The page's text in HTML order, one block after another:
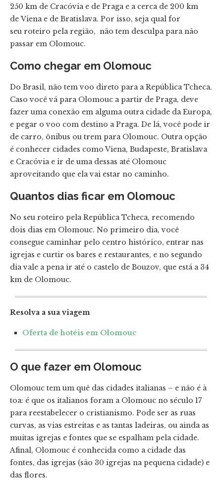
250 km de Cracóvia e de Praga e a cerca de 200 km
de Viena e de Bratislava. Por isso, seja qual for
seu roteiro pela região, não tem desculpa para não
passar em Olomouc.
Como chegar em Olomouc
Do Brasil, não tem voo direto para a República Tcheca.
Caso você vá para Olomouc a partir de Praga, deve
fazer uma conexão em alguma outra cidade da Europa,
e pegar o voo com destino a Praga. De lá, você pode ir
de carro, ônibus ou trem para Olomouc. Outra opção
é conhecer cidades como Viena, Budapeste, Bratislava
e Cracóvia e ir de uma dessas até Olomouc
aproveitando que ela vai estar no caminho.
Quantos dias ficar em Olomouc
No seu roteiro pela República Tcheca, recomendo
dois dias em Olomouc. No primeiro dia, você
consegue caminhar pelo centro histórico, entrar nas
igrejas e curtir os bares e restaurantes, e no segundo
dia vale a pena ir até o castelo de Bouzov, que está a 34
km de Olomouc.
Resolva a sua viagem
Oferta de hotéis em Olomouc
O que fazer em Olomouc
Olomouc tem um quê das cidades italianas – e não é à
toa: é que os italianos foram a Olomouc no século 17
para reestabelecer o cristianismo. Pode ser as ruas
curvas, as vias estreitas e as tantas ladeiras, ou ainda as
muitas igrejas e fontes que se espalham pela cidade.
Afinal, Olomouc é conhecida como a cidade das
fontes, das igrejas (são 30 igrejas na pequena cidade) e
das flores.